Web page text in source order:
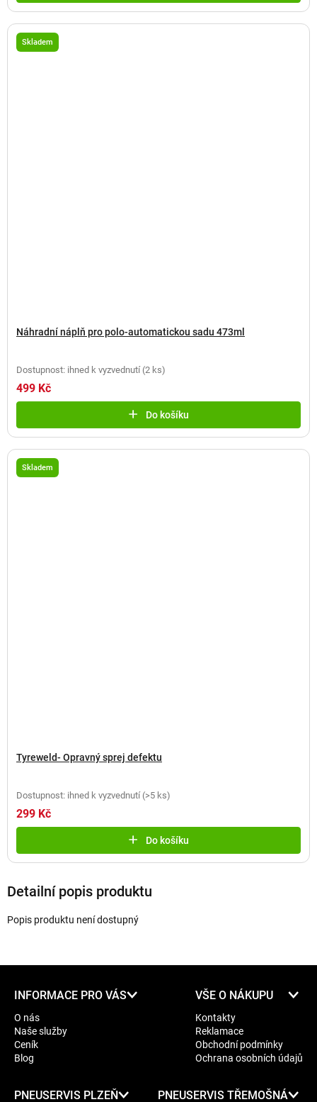
Skladem
Náhradní náplň pro polo-automatickou sadu 473ml
Dostupnost: ihned k vyzvednutí (2 ks)
499 Kč
Do košíku
Skladem
Tyreweld- Opravný sprej defektu
Dostupnost: ihned k vyzvednutí (>5 ks)
299 Kč
Do košíku
Detailní popis produktu
Popis produktu není dostupný
INFORMACE PRO VÁS
O nás
Naše služby
Ceník
Blog
VŠE O NÁKUPU
Kontakty
Reklamace
Obchodní podmínky
Ochrana osobních údajů
PNEUSERVIS PLZEŇ PNEUSERVIS TŘEMOŠNÁ